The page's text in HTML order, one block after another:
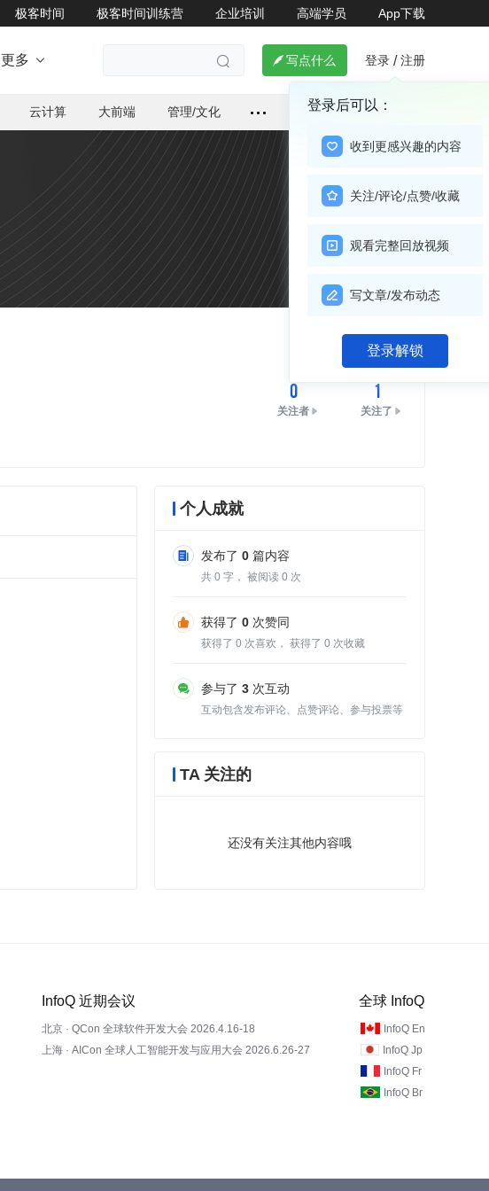
极客时间 极客时间训练营 企业培训 高端学员 App下载
更多    写点什么 登录 / 注册
登录后可以：
收到更感兴趣的内容
关注/评论/点赞/收藏
观看完整回放视频
写文章/发布动态
登录解锁
云计算 大前端 管理/文化
关注
0
关注者
1
关注了
个人成就
发布了 0 篇内容
共 0 字， 被阅读 0 次
获得了 0 次赞同
获得了 0 次喜欢， 获得了 0 次收藏
参与了 3 次互动
互动包含发布评论、点赞评论、参与投票等
TA 关注的
还没有关注其他内容哦
InfoQ 近期会议
北京 · QCon 全球软件开发大会 2026.4.16-18
上海 · AICon 全球人工智能开发与应用大会 2026.6.26-27
全球 InfoQ
InfoQ En
InfoQ Jp
InfoQ Fr
InfoQ Br